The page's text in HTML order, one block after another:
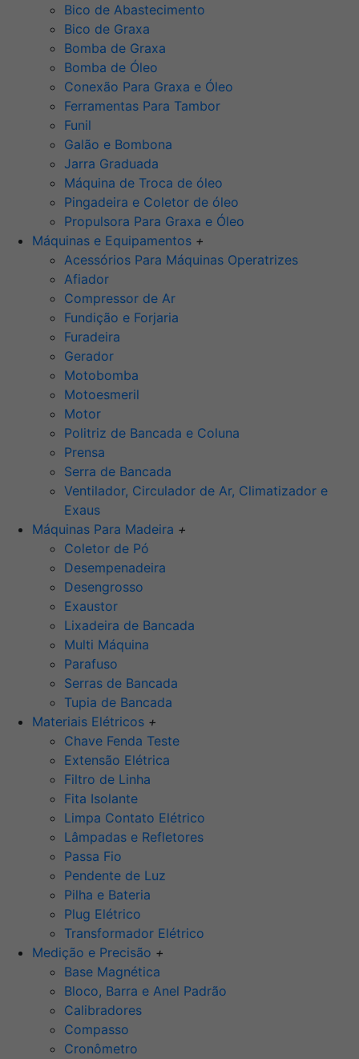
Bico de Abastecimento
Bico de Graxa
Bomba de Graxa
Bomba de Óleo
Conexão Para Graxa e Óleo
Ferramentas Para Tambor
Funil
Galão e Bombona
Jarra Graduada
Máquina de Troca de óleo
Pingadeira e Coletor de óleo
Propulsora Para Graxa e Óleo
Máquinas e Equipamentos +
Acessórios Para Máquinas Operatrizes
Afiador
Compressor de Ar
Fundição e Forjaria
Furadeira
Gerador
Motobomba
Motoesmeril
Motor
Politriz de Bancada e Coluna
Prensa
Serra de Bancada
Ventilador, Circulador de Ar, Climatizador e
Exaus
Máquinas Para Madeira +
Coletor de Pó
Desempenadeira
Desengrosso
Exaustor
Lixadeira de Bancada
Multi Máquina
Parafuso
Serras de Bancada
Tupia de Bancada
Materiais Elétricos +
Chave Fenda Teste
Extensão Elétrica
Filtro de Linha
Fita Isolante
Limpa Contato Elétrico
Lâmpadas e Refletores
Passa Fio
Pendente de Luz
Pilha e Bateria
Plug Elétrico
Transformador Elétrico
Medição e Precisão +
Base Magnética
Bloco, Barra e Anel Padrão
Calibradores
Compasso
Cronômetro